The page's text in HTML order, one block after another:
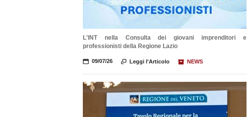
L'INT nella Consulta dei giovani imprenditori e
professionisti della Regione Lazio
📅 09/07/26  Leggi l'Articolo 📦 NEWS